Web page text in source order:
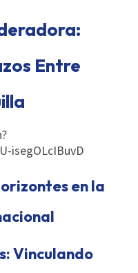
Entre
isegOLcIBuvD
en la
Vinculando